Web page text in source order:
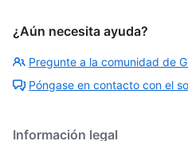
¿Aún necesita ayuda?
Pregunte a la comunidad de
Póngase en contacto con el
Información legal